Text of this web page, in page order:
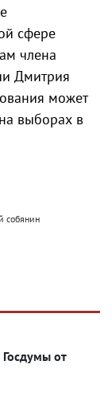
сфере
члена
Дмитрия
может
выборах в
собянин
Госдумы от